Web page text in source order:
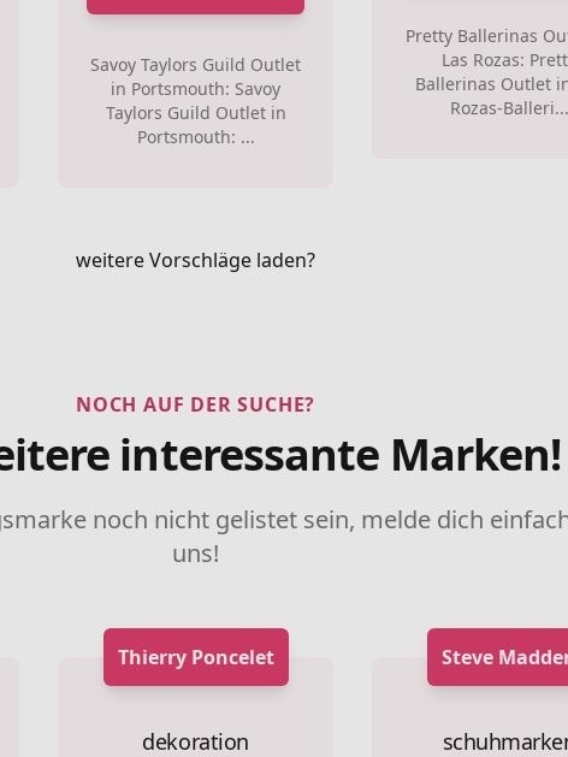
Savoy Taylors Guild Outlet
in Portsmouth: Savoy
Taylors Guild Outlet in
Portsmouth: ...
Pretty Ballerinas
Las Rozas:
Ballerinas Outlet
Rozas-Balleri...
weitere Vorschläge laden?
NOCH AUF DER SUCHE?
interessante Marken!
noch nicht gelistet sein, melde dich
uns!
Thierry Poncelet
dekoration
Steve